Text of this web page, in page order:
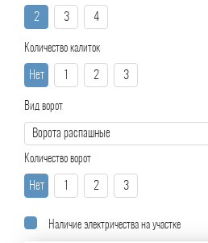
2 3 4
Количество калиток
Нет 1 2 3
Вид ворот
Количество ворот
Нет 1 2 3
Наличие электричества на участке